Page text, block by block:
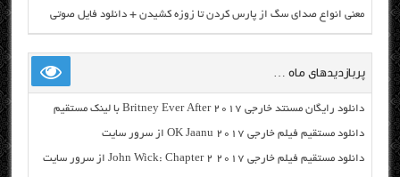
معنی انواع صدای سگ از پارس کردن تا زوزه کشیدن + دانلود فایل صوتی
پربازدیدهای ماه …
دانلود رایگان مسنتد خارجی Britney Ever After 2017 با لینک مستقیم
دانلود مستقیم فیلم خارجی OK Jaanu 2017 از سرور سایت
دانلود مستقیم فیلم خارجی John Wick: Chapter 2 2017 از سرور سایت